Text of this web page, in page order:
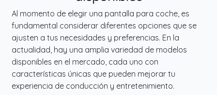
de tu música favorita, haciendo llamadas
con manos libres o navegando con la guía
de voz, Bluetooth 5.2 garantiza un sonido
ininterrumpido de alta fidelidad con un
retraso mínimo.
✔️ Compatibilidad con iPhone y Android:
Compatible con dispositivos iPhone y
Android, este radio coche bluetooth pantalla
Al momento de elegir una pantalla para coche, es
fundamental considerar diferentes opciones que se
ajusten a tus necesidades y preferencias. En la
actualidad, hay una amplia variedad de modelos
disponibles en el mercado, cada uno con
características únicas que pueden mejorar tu
experiencia de conducción y entretenimiento.